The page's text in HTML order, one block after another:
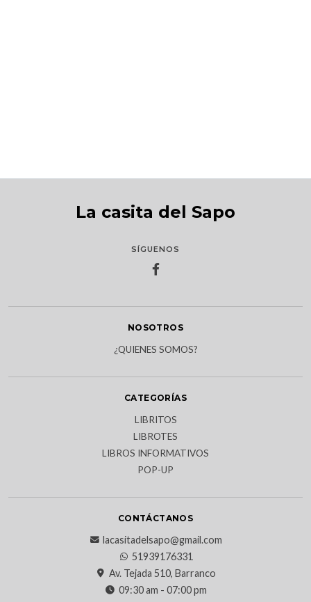
La casita del Sapo
SÍGUENOS
NOSOTROS
¿QUIENES SOMOS?
CATEGORÍAS
LIBRITOS
LIBROTES
LIBROS INFORMATIVOS
POP-UP
CONTÁCTANOS
lacasitadelsapo@gmail.com
51939176331
Av. Tejada 510, Barranco
09:30 am - 07:00 pm